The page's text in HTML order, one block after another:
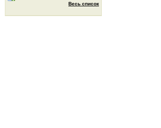
Весь список